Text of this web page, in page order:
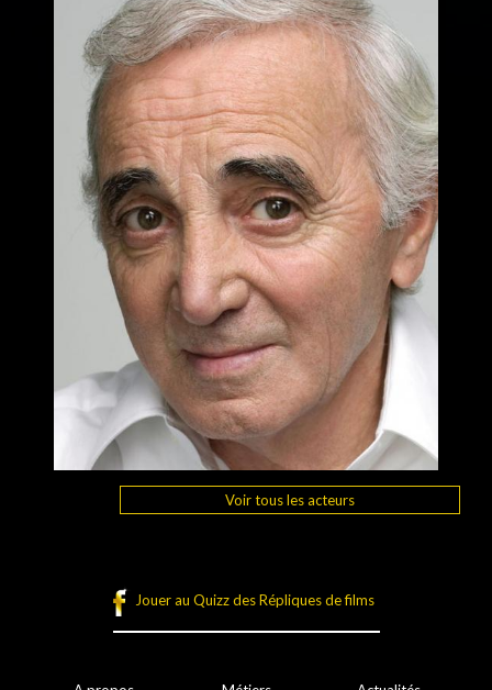
Voir tous les acteurs
Jouer au Quizz des Répliques de films